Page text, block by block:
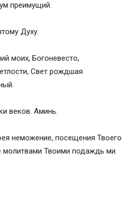
преимущий.
Духу.
моих, Богоневесто,
Свет рождшая
веков. Аминь.
неможение, посещения Твоего
молитвами Твоими подaждь ми.